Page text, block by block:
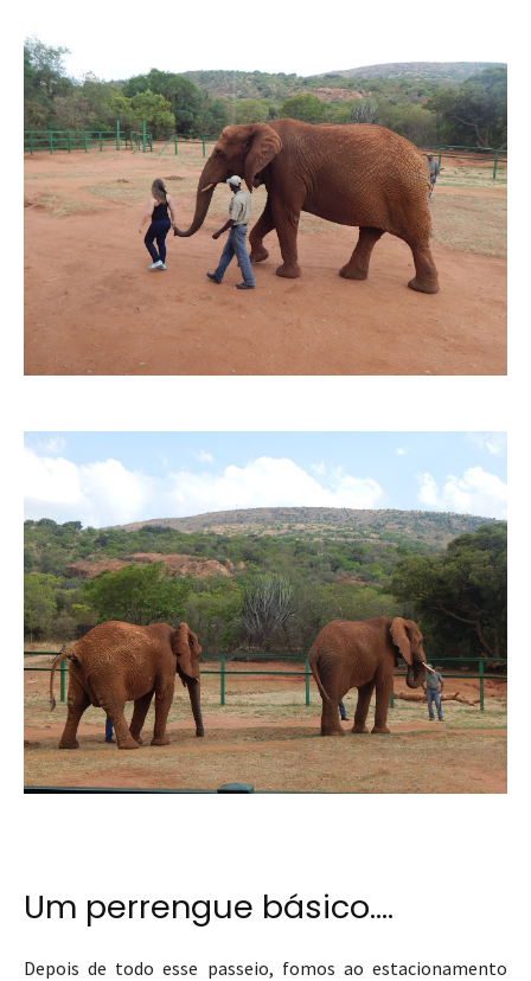
Um perrengue básico….
Depois de todo esse passeio, fomos ao estacionamento